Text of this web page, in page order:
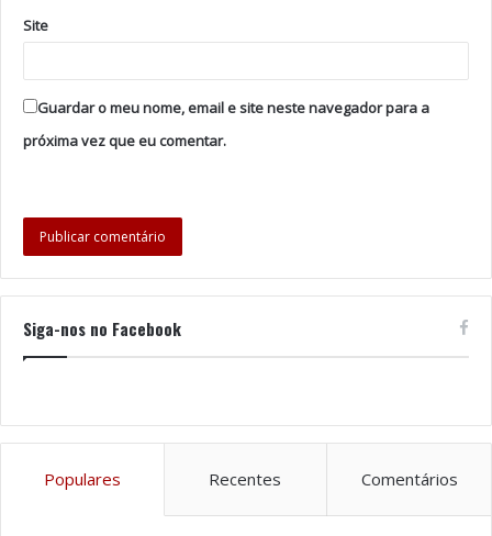
Importante: Terá também de partilhar esta publicação
mesma partilha convidando três amigos a fazerem
Royal Concertgebow Orchestra
Site
Guardar o meu nome, email e site neste navegador para a
próxima vez que eu comentar.
Siga-nos no Facebook
Populares Recentes Comentários